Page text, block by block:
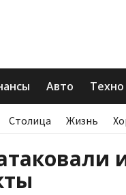
Авто Техно
Столица Жизнь